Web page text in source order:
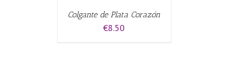
Colgante de Plata Corazón
€8.50